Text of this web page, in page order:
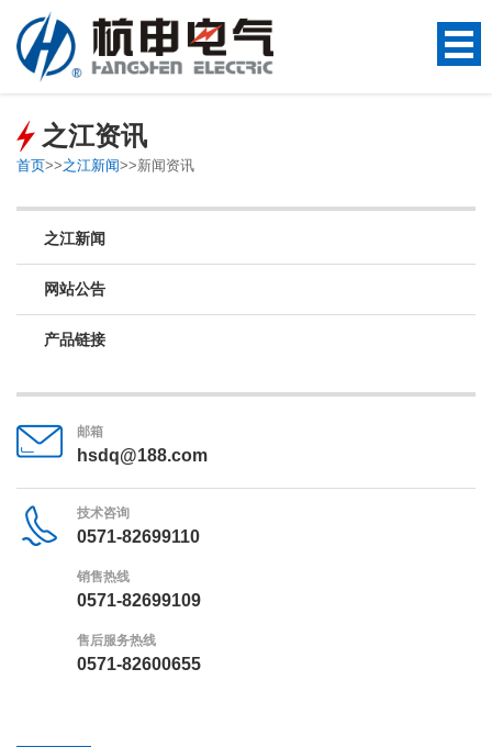
之江资讯
首页>>之江新闻>>新闻资讯
之江新闻
网站公告
产品链接
邮箱
hsdq@188.com
技术咨询
0571-82699110
销售热线
0571-82699109
售后服务热线
0571-82600655